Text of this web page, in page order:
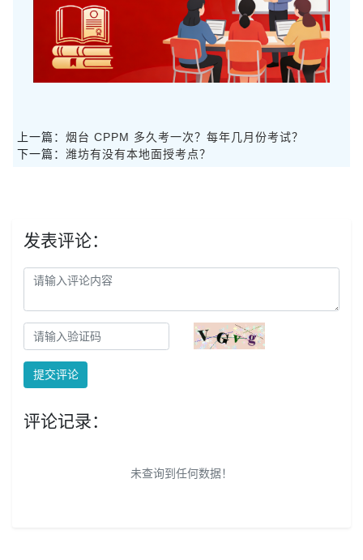
上一篇： 烟台 CPPM 多久考一次？每年几月份考试？
下一篇： 潍坊有没有本地面授考点？
发表评论：
提交评论
评论记录：
未查询到任何数据！